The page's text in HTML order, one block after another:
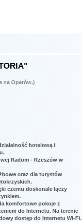
na Opatów.)
hotelową i
Radom - Rzeszów w
oraz dla turystów
czemu doskonale łączy
komfortowe pokoje z
do Internetu. Na terenie
dostęp do Internetu Wi-Fi.